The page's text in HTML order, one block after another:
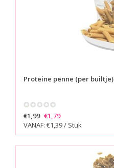
Proteine penne (per builtje)
€1,99 €1,79
VANAF: €1,39 / Stuk